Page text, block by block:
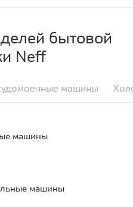
бытовой
Neff
машины
машины
машины